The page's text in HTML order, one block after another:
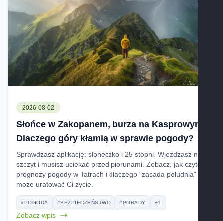
2026-08-02
Słońce w Zakopanem, burza na Kasprowym.
Dlaczego góry kłamią w sprawie pogody?
Sprawdzasz aplikację: słoneczko i 25 stopni. Wjeżdżasz na
szczyt i musisz uciekać przed piorunami. Zobacz, jak czytać
prognozy pogody w Tatrach i dlaczego "zasada południa"
może uratować Ci życie.
#POGODA #BEZPIECZEŃSTWO #PORADY +1
Zobacz wpis